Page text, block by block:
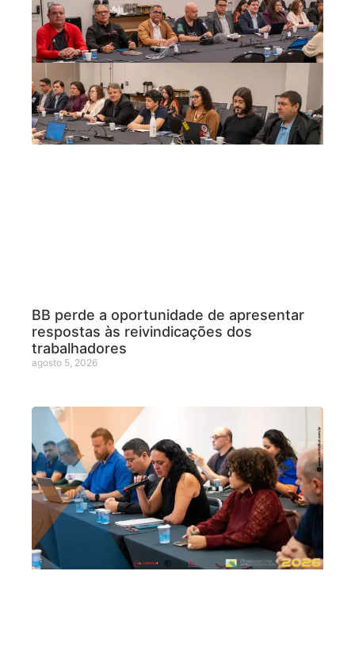
BB perde a oportunidade de apresentar
respostas às reivindicações dos
trabalhadores
agosto 5, 2026